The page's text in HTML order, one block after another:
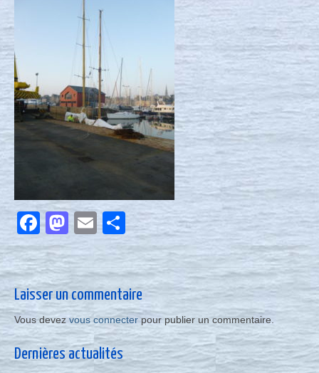
Facebook
Mastodon
EmailPartager
Laisser un commentaire
Vous devezvous connecter pour publier un commentaire.
Dernières actualités